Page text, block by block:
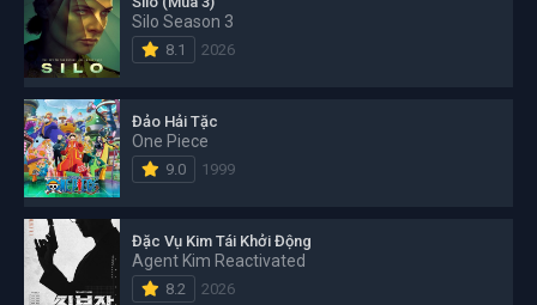
Silo Season 3
8.1 2026
Đảo Hải Tặc
One Piece
9.0 1999
Đặc Vụ Kim Tái Khởi Động
Agent Kim Reactivated
8.2 2026